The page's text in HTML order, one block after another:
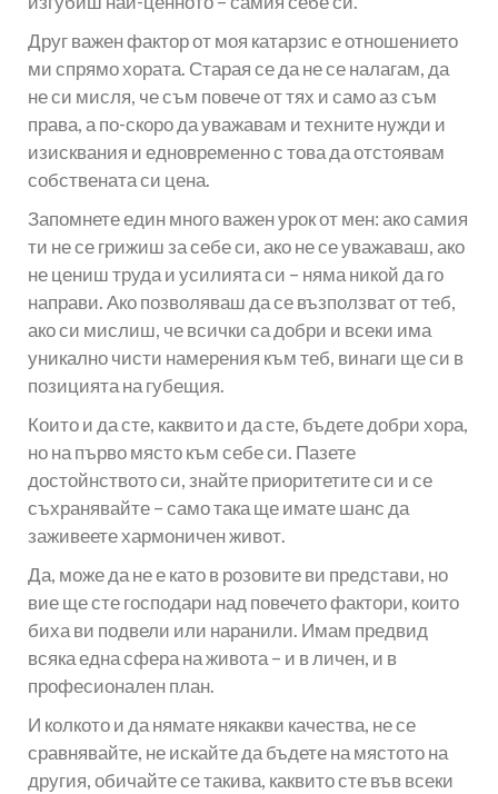
Друг важен фактор от моя катарзис е отношението
ми спрямо хората. Старая се да не се налагам, да
не си мисля, че съм повече от тях и само аз съм
права, а по-скоро да уважавам и техните нужди и
изисквания и едновременно с това да отстоявам
собствената си цена.
Запомнете един много важен урок от мен: ако самия
ти не се грижиш за себе си, ако не се уважаваш, ако
не цениш труда и усилията си – няма никой да го
направи. Ако позволяваш да се възползват от теб,
ако си мислиш, че всички са добри и всеки има
уникално чисти намерения към теб, винаги ще си в
позицията на губещия.
Които и да сте, каквито и да сте, бъдете добри хора,
но на първо място към себе си. Пазете
достойнството си, знайте приоритетите си и се
съхранявайте – само така ще имате шанс да
заживеете хармоничен живот.
Да, може да не е като в розовите ви представи, но
вие ще сте господари над повечето фактори, които
биха ви подвели или наранили. Имам предвид
всяка една сфера на живота – и в личен, и в
професионален план.
И колкото и да нямате някакви качества, не се
сравнявайте, не искайте да бъдете на мястото на
другия, обичайте се такива, каквито сте във всеки